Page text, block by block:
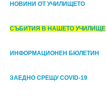
НОВИНИ ОТ УЧИЛИЩЕТО
СЪБИТИЯ В НАШЕТО УЧИЛИЩЕ
ИНФОРМАЦИОНЕН БЮЛЕТИН
ЗАЕДНО СРЕЩУ COVID-19